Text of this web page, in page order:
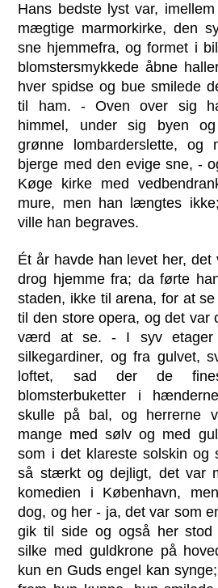
Hans bedste lyst var,
mægtige marmorkirke, den
sne hjemmefra, og formet i
blomstersmykkede åbne
hver spidse og bue smilede
til ham. - Oven over sig
himmel, under sig byen
grønne lombarderslette,
bjerge med den evige sne, -
Køge kirke med
mure, men han længtes
ville han begraves.
Ét år havde han levet her, det
drog hjemme fra; da førte
staden, ikke til arena, for at
til den store opera, og det var
værd at se. - I syv etager
silkegardiner, og fra gulvet,
loftet, sad der de
blomsterbuketter i
skulle på bal, og herrerne
mange med sølv og med
som i det klareste solskin og
så stærkt og dejligt, det var
komedien i København,
dog, og her - ja, det var som
gik til side og også her stod
silke med guldkrone på
kun en Guds engel kan